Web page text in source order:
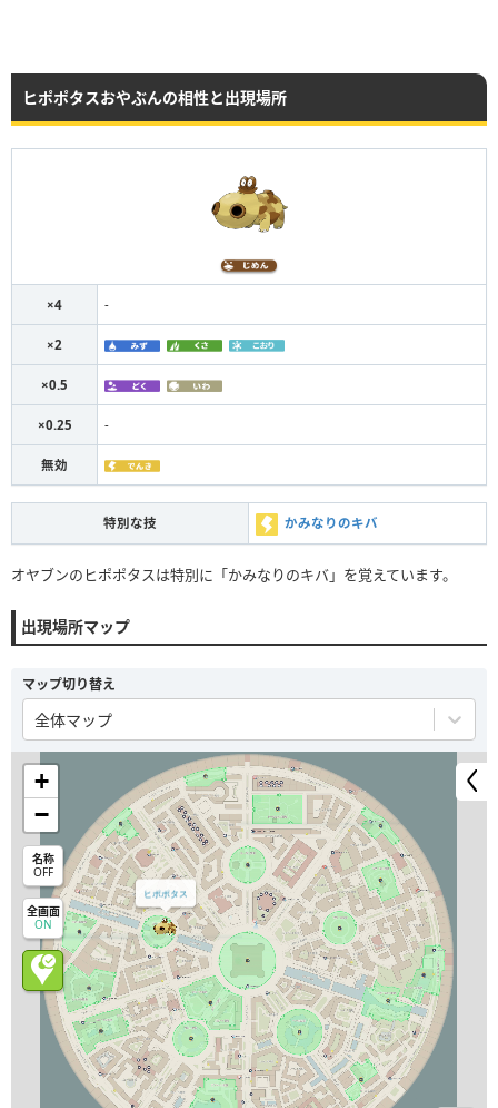
ヒポポタスおやぶんの相性と出現場所
×4 -
×2
×0.5
×0.25 -
無効
特別な技 かみなりのキバ
オヤブンのヒポポタスは特別に「かみなりのキバ」を覚えています。
出現場所マップ
マップ切り替え
全体マップ
ヒポポタス
+
−
名称
OFF
全画面
ON